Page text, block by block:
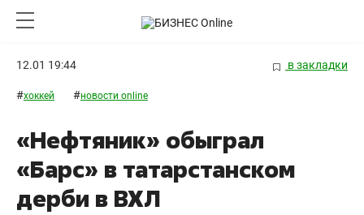
12.01 19:44 в закладки
#хоккей #новости online
«Нефтяник» обыграл
«Барс» в татарстанском
дерби в ВХЛ